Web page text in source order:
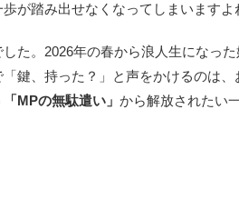
が踏み出せなくなってしまいますよ
た。2026年の春から浪人生になっ
鍵、持った？」と声をかけるのは
「MPの無駄遣い」 から解放されたい